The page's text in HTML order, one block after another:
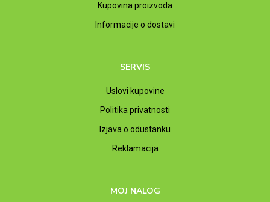
Kupovina proizvoda
Informacije o dostavi
SERVIS
Uslovi kupovine
Politika privatnosti
Izjava o odustanku
Reklamacija
MOJ NALOG